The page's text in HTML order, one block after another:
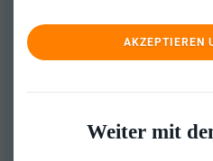
AKZEPTIEREN
Weiter mit